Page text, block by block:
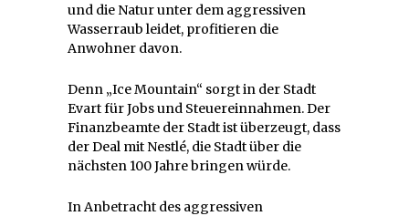
und die Natur unter dem aggressiven
Wasserraub leidet, profitieren die
Anwohner davon.
Denn „Ice Mountain“ sorgt in der Stadt
Evart für Jobs und Steuereinnahmen. Der
Finanzbeamte der Stadt ist überzeugt, dass
der Deal mit Nestlé, die Stadt über die
nächsten 100 Jahre bringen würde.
In Anbetracht des aggressiven